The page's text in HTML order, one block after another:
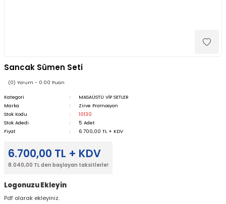
Sancak Sümen Seti
(0) Yorum - 0.00 Puan
Kategori
MASAÜSTÜ VİP SETLER
Marka
Zirve Promosyon
Stok Kodu
10130
Stok Adedi
5 Adet
Fiyat
6.700,00 TL + KDV
6.700,00 TL + KDV
8.040,00 TL den başlayan taksitlerle!
Logonuzu Ekleyin
Pdf olarak ekleyiniz.